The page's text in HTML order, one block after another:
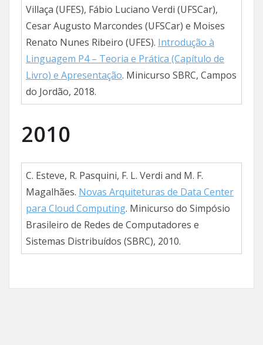
Villaça (UFES), Fábio Luciano Verdi (UFSCar),
Cesar Augusto Marcondes (UFSCar) e Moises
Renato Nunes Ribeiro (UFES). Introdução à
Linguagem P4 – Teoria e Prática (Capítulo de
Livro) e Apresentação. Minicurso SBRC, Campos
do Jordão, 2018.
2010
C. Esteve, R. Pasquini, F. L. Verdi and M. F.
Magalhães. Novas Arquiteturas de Data Center
para Cloud Computing. Minicurso do Simpósio
Brasileiro de Redes de Computadores e
Sistemas Distribuídos (SBRC), 2010.